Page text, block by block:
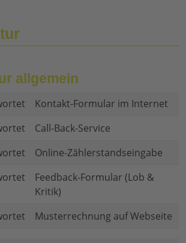
allgemein
Kontakt-Formular im Internet
Call-Back-Service
Online-Zählerstandseingabe
Feedback-Formular (Lob &
Kritik)
Musterrechnung auf Webseite